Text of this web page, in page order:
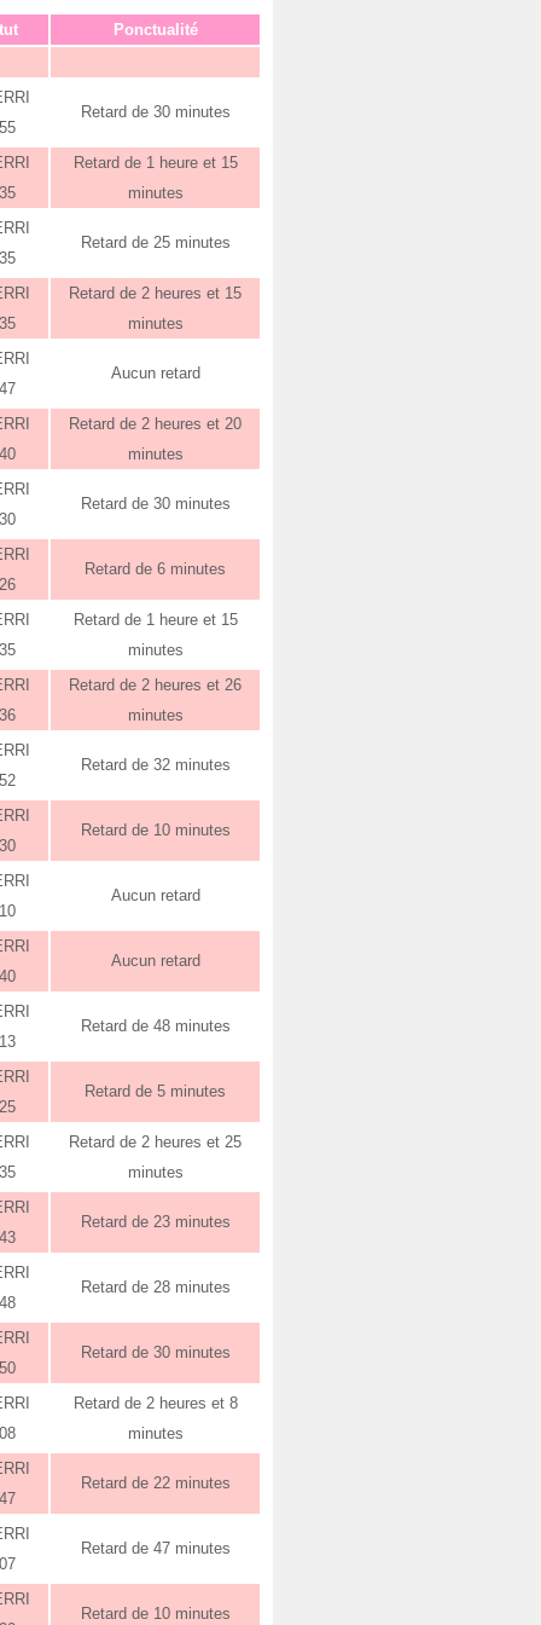
Ponctualité
Retard de 30 minutes
Retard de 1 heure et 15
minutes
Retard de 25 minutes
Retard de 2 heures et 15
minutes
Aucun retard
Retard de 2 heures et 20
minutes
Retard de 30 minutes
Retard de 6 minutes
Retard de 1 heure et 15
minutes
Retard de 2 heures et 26
minutes
Retard de 32 minutes
Retard de 10 minutes
Aucun retard
Aucun retard
Retard de 48 minutes
Retard de 5 minutes
Retard de 2 heures et 25
minutes
Retard de 23 minutes
Retard de 28 minutes
Retard de 30 minutes
Retard de 2 heures et 8
minutes
Retard de 22 minutes
Retard de 47 minutes
Retard de 10 minutes